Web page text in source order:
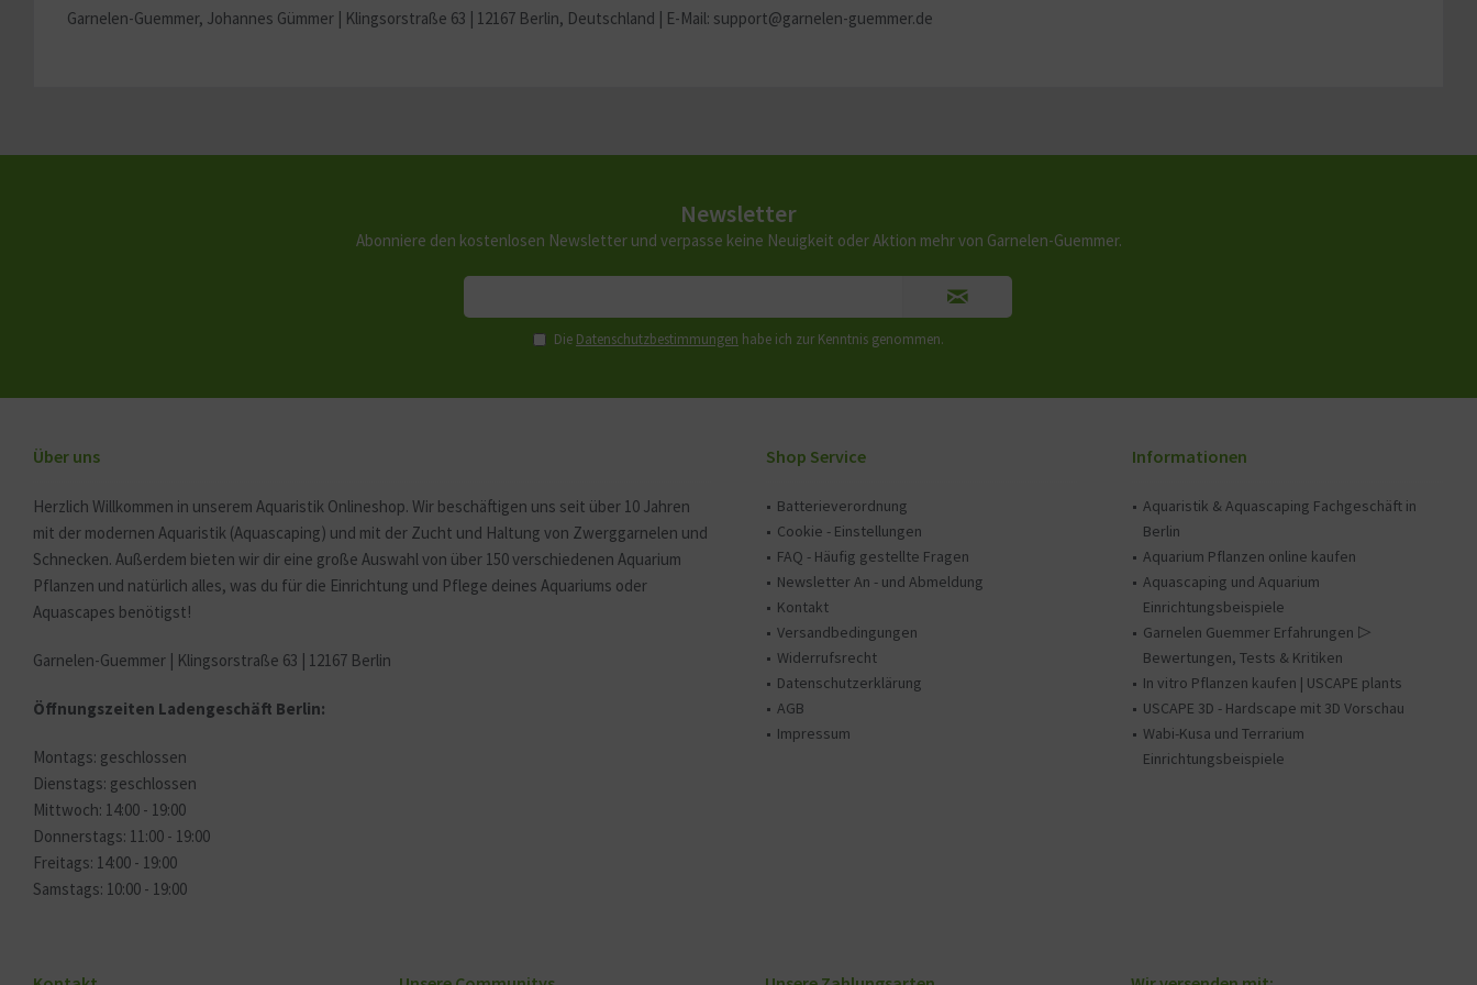
Garnelen-Guemmer, Johannes Gümmer | Klingsorstraße 63 | 12167 Berlin, Deutschland | E-Mail: support@garnelen-guemmer.de
Newsletter
Abonniere den kostenlosen Newsletter und verpasse keine Neuigkeit oder Aktion mehr von Garnelen-Guemmer.
Die Datenschutzbestimmungen habe ich zur Kenntnis genommen.
Über uns
Herzlich Willkommen in unserem Aquaristik Onlineshop. Wir beschäftigen uns seit über 10 Jahren
mit der modernen Aquaristik (Aquascaping) und mit der Zucht und Haltung von Zwerggarnelen und
Schnecken. Außerdem bieten wir dir eine große Auswahl von über 150 verschiedenen Aquarium
Pflanzen und natürlich alles, was du für die Einrichtung und Pflege deines Aquariums oder
Aquascapes benötigst!
Garnelen-Guemmer | Klingsorstraße 63 | 12167 Berlin
Öffnungszeiten Ladengeschäft Berlin:
Montags: geschlossen
Dienstags: geschlossen
Mittwoch: 14:00 - 19:00
Donnerstags: 11:00 - 19:00
Freitags: 14:00 - 19:00
Samstags: 10:00 - 19:00
Shop Service
Batterieverordnung
Cookie - Einstellungen
FAQ - Häufig gestellte Fragen
Newsletter An - und Abmeldung
Kontakt
Versandbedingungen
Widerrufsrecht
Datenschutzerklärung
AGB
Impressum
Informationen
Aquaristik & Aquascaping Fachgeschäft in
Berlin
Aquarium Pflanzen online kaufen
Aquascaping und Aquarium
Einrichtungsbeispiele
Garnelen Guemmer Erfahrungen ▷
Bewertungen, Tests & Kritiken
In vitro Pflanzen kaufen | USCAPE plants
USCAPE 3D - Hardscape mit 3D Vorschau
Wabi-Kusa und Terrarium
Einrichtungsbeispiele